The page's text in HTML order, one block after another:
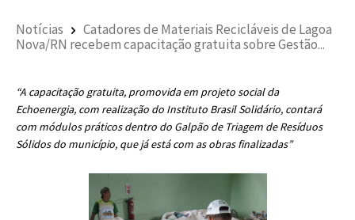
Notícias
Catadores de Materiais Recicláveis de Lagoa
Nova/RN recebem capacitação gratuita sobre Gestão...
“A capacitação gratuita, promovida em projeto social da
Echoenergia, com realização do Instituto Brasil Solidário, contará
com módulos práticos dentro do Galpão de Triagem de Resíduos
Sólidos do município, que já está com as obras finalizadas”